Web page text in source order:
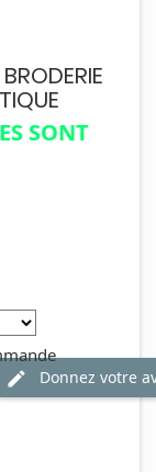
SONT
Donnez votre